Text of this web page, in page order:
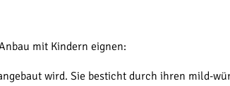
mit Kindern eignen:
wird. Sie besticht durch ihren mild-